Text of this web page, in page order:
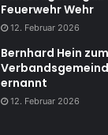
Feuerwehr Wehr
12. Februar 2026
Bernhard Hein
ernannt
12. Februar 2026